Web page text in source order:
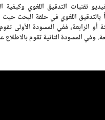
تقنيات التدقيق اللغوي
بالتدقيق اللغوي في حلقة البحث
أو الرابعة، ففي المسودة الأولى
وفي المسودة الثانية تقوم بالاطلاع